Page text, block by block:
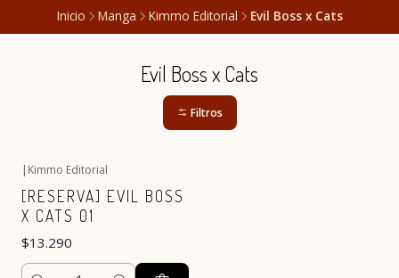
Inicio Manga Kimmo Editorial Evil Boss x Cats
Evil Boss x Cats
Filtros
| Kimmo Editorial
[RESERVA] EVIL BOSS
X CATS 01
$13.290